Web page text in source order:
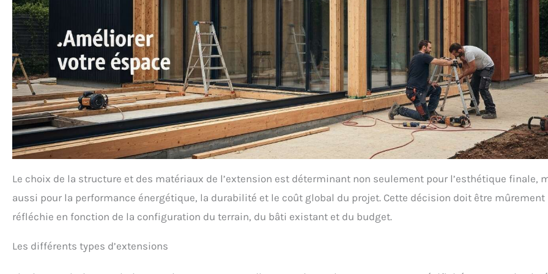
Le choix de la structure et des matériaux de l’extension est déterminant non seulement pour l’esthétique finale,
aussi pour la performance énergétique, la durabilité et le coût global du projet. Cette décision doit être mûrement
réfléchie en fonction de la configuration du terrain, du bâti existant et du budget.
Les différents types d’extensions